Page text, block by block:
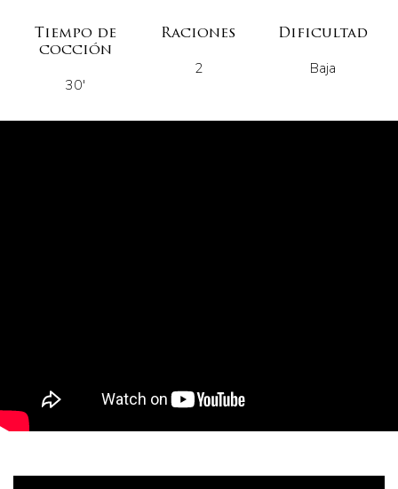
Tiempo de
cocción
30'
Raciones
2
Dificultad
Baja